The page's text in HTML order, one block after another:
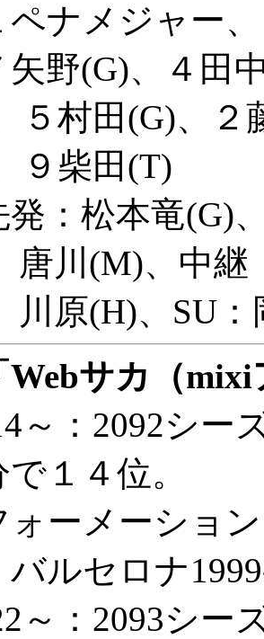
ナメジャー
野(G)、４田
５村田(G)、２
９柴田(T)
：松本竜(G)
唐川(M)、中
川原(H)、SU
Webサカ（
～：2092シー
で１４位。
ーメーショ
バルセロナ
～：2093シー